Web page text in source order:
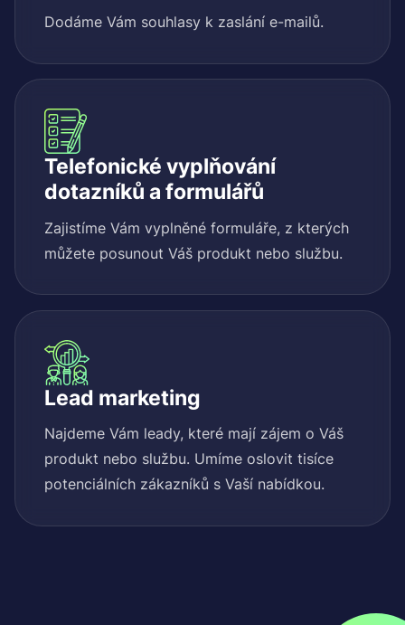
Dodáme Vám souhlasy k zaslání e-mailů.
Telefonické vyplňování
dotazníků a formulářů
Zajistíme Vám vyplněné formuláře, z kterých
můžete posunout Váš produkt nebo službu.
Lead marketing
Najdeme Vám leady, které mají zájem o Váš
produkt nebo službu. Umíme oslovit tisíce
potenciálních zákazníků s Vaší nabídkou.